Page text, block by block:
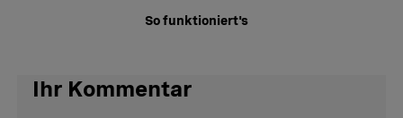
So funktioniert's
Ihr Kommentar